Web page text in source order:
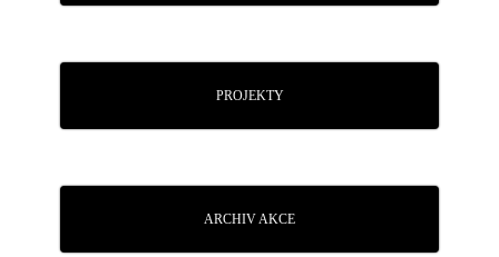
PROJEKTY
ARCHIV AKCE